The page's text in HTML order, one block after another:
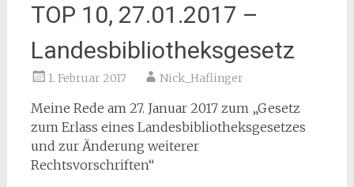
TOP 10, 27.01.2017 –
Landesbibliotheksgesetz
1. Februar 2017 Nick_Haflinger
Meine Rede am 27. Januar 2017 zum „Gesetz
zum Erlass eines Landesbibliotheksgesetzes
und zur Änderung weiterer
Rechtsvorschriften“